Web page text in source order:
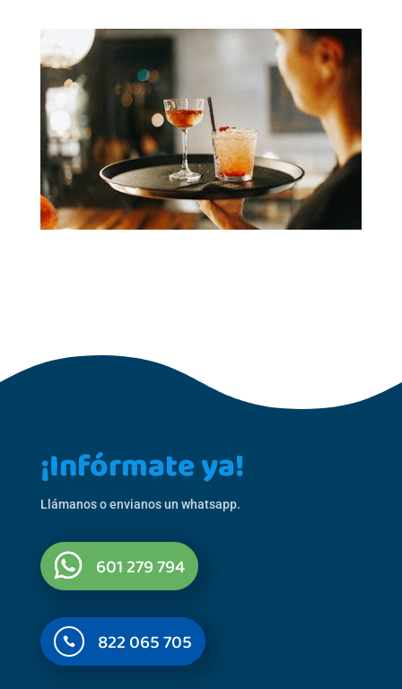
¡Infórmate ya!
Llámanos o envianos un whatsapp.
601 279 794
 822 065 705